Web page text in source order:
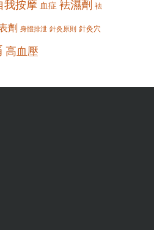
我按摩 血症 袪濕劑 袪
劑 身體排泄 針灸原則 針灸穴
高血壓